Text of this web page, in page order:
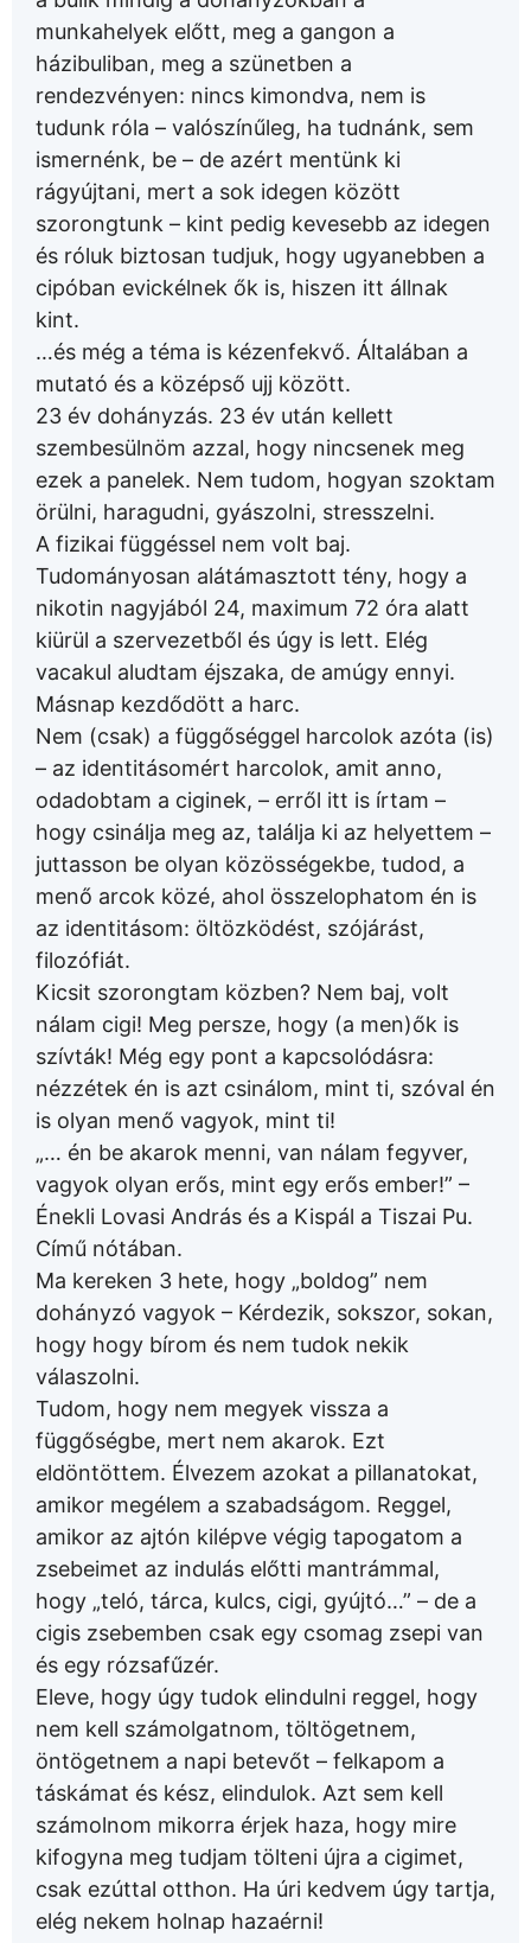
munkahelyek előtt, meg a gangon a
házibuliban, meg a szünetben a
rendezvényen: nincs kimondva, nem is
tudunk róla – valószínűleg, ha tudnánk, sem
ismernénk, be – de azért mentünk ki
rágyújtani, mert a sok idegen között
szorongtunk – kint pedig kevesebb az idegen
és róluk biztosan tudjuk, hogy ugyanebben a
cipóban evickélnek ők is, hiszen itt állnak
kint.
…és még a téma is kézenfekvő. Általában a
mutató és a középső ujj között.
23 év dohányzás. 23 év után kellett
szembesülnöm azzal, hogy nincsenek meg
ezek a panelek. Nem tudom, hogyan szoktam
örülni, haragudni, gyászolni, stresszelni.
A fizikai függéssel nem volt baj.
Tudományosan alátámasztott tény, hogy a
nikotin nagyjából 24, maximum 72 óra alatt
kiürül a szervezetből és úgy is lett. Elég
vacakul aludtam éjszaka, de amúgy ennyi.
Másnap kezdődött a harc.
Nem (csak) a függőséggel harcolok azóta (is)
– az identitásomért harcolok, amit anno,
odadobtam a ciginek, – erről itt is írtam –
hogy csinálja meg az, találja ki az helyettem –
juttasson be olyan közösségekbe, tudod, a
menő arcok közé, ahol összelophatom én is
az identitásom: öltözködést, szójárást,
filozófiát.
Kicsit szorongtam közben? Nem baj, volt
nálam cigi! Meg persze, hogy (a men)ők is
szívták! Még egy pont a kapcsolódásra:
nézzétek én is azt csinálom, mint ti, szóval én
is olyan menő vagyok, mint ti!
„… én be akarok menni, van nálam fegyver,
vagyok olyan erős, mint egy erős ember!” –
Énekli Lovasi András és a Kispál a Tiszai Pu.
Című nótában.
Ma kereken 3 hete, hogy „boldog” nem
dohányzó vagyok – Kérdezik, sokszor, sokan,
hogy hogy bírom és nem tudok nekik
válaszolni.
Tudom, hogy nem megyek vissza a
függőségbe, mert nem akarok. Ezt
eldöntöttem. Élvezem azokat a pillanatokat,
amikor megélem a szabadságom. Reggel,
amikor az ajtón kilépve végig tapogatom a
zsebeimet az indulás előtti mantrámmal,
hogy „teló, tárca, kulcs, cigi, gyújtó…” – de a
cigis zsebemben csak egy csomag zsepi van
és egy rózsafűzér.
Eleve, hogy úgy tudok elindulni reggel, hogy
nem kell számolgatnom, töltögetnem,
öntögetnem a napi betevőt – felkapom a
táskámat és kész, elindulok. Azt sem kell
számolnom mikorra érjek haza, hogy mire
kifogyna meg tudjam tölteni újra a cigimet,
csak ezúttal otthon. Ha úri kedvem úgy tartja,
elég nekem holnap hazaérni!